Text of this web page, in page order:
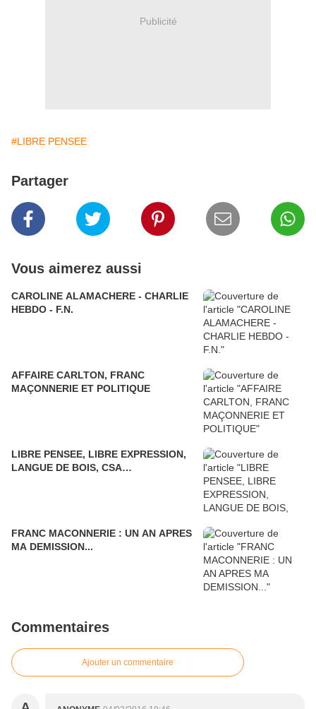
Publicité
#LIBRE PENSEE
Partager
Vous aimerez aussi
CAROLINE ALAMACHERE - CHARLIE
HEBDO - F.N.
AFFAIRE CARLTON, FRANC
MAÇONNERIE ET POLITIQUE
LIBRE PENSEE, LIBRE EXPRESSION,
LANGUE DE BOIS, CSA…
FRANC MACONNERIE : UN AN APRES
MA DEMISSION...
Commentaires
Ajouter un commentaire